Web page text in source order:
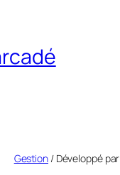
Gestion/ Développé par